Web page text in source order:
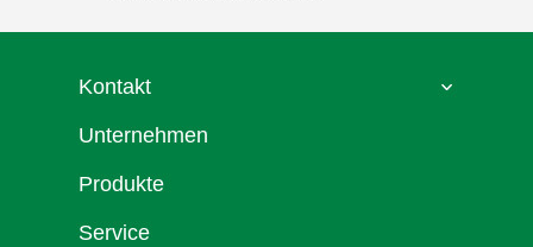
Kontakt
Unternehmen
Produkte
Service